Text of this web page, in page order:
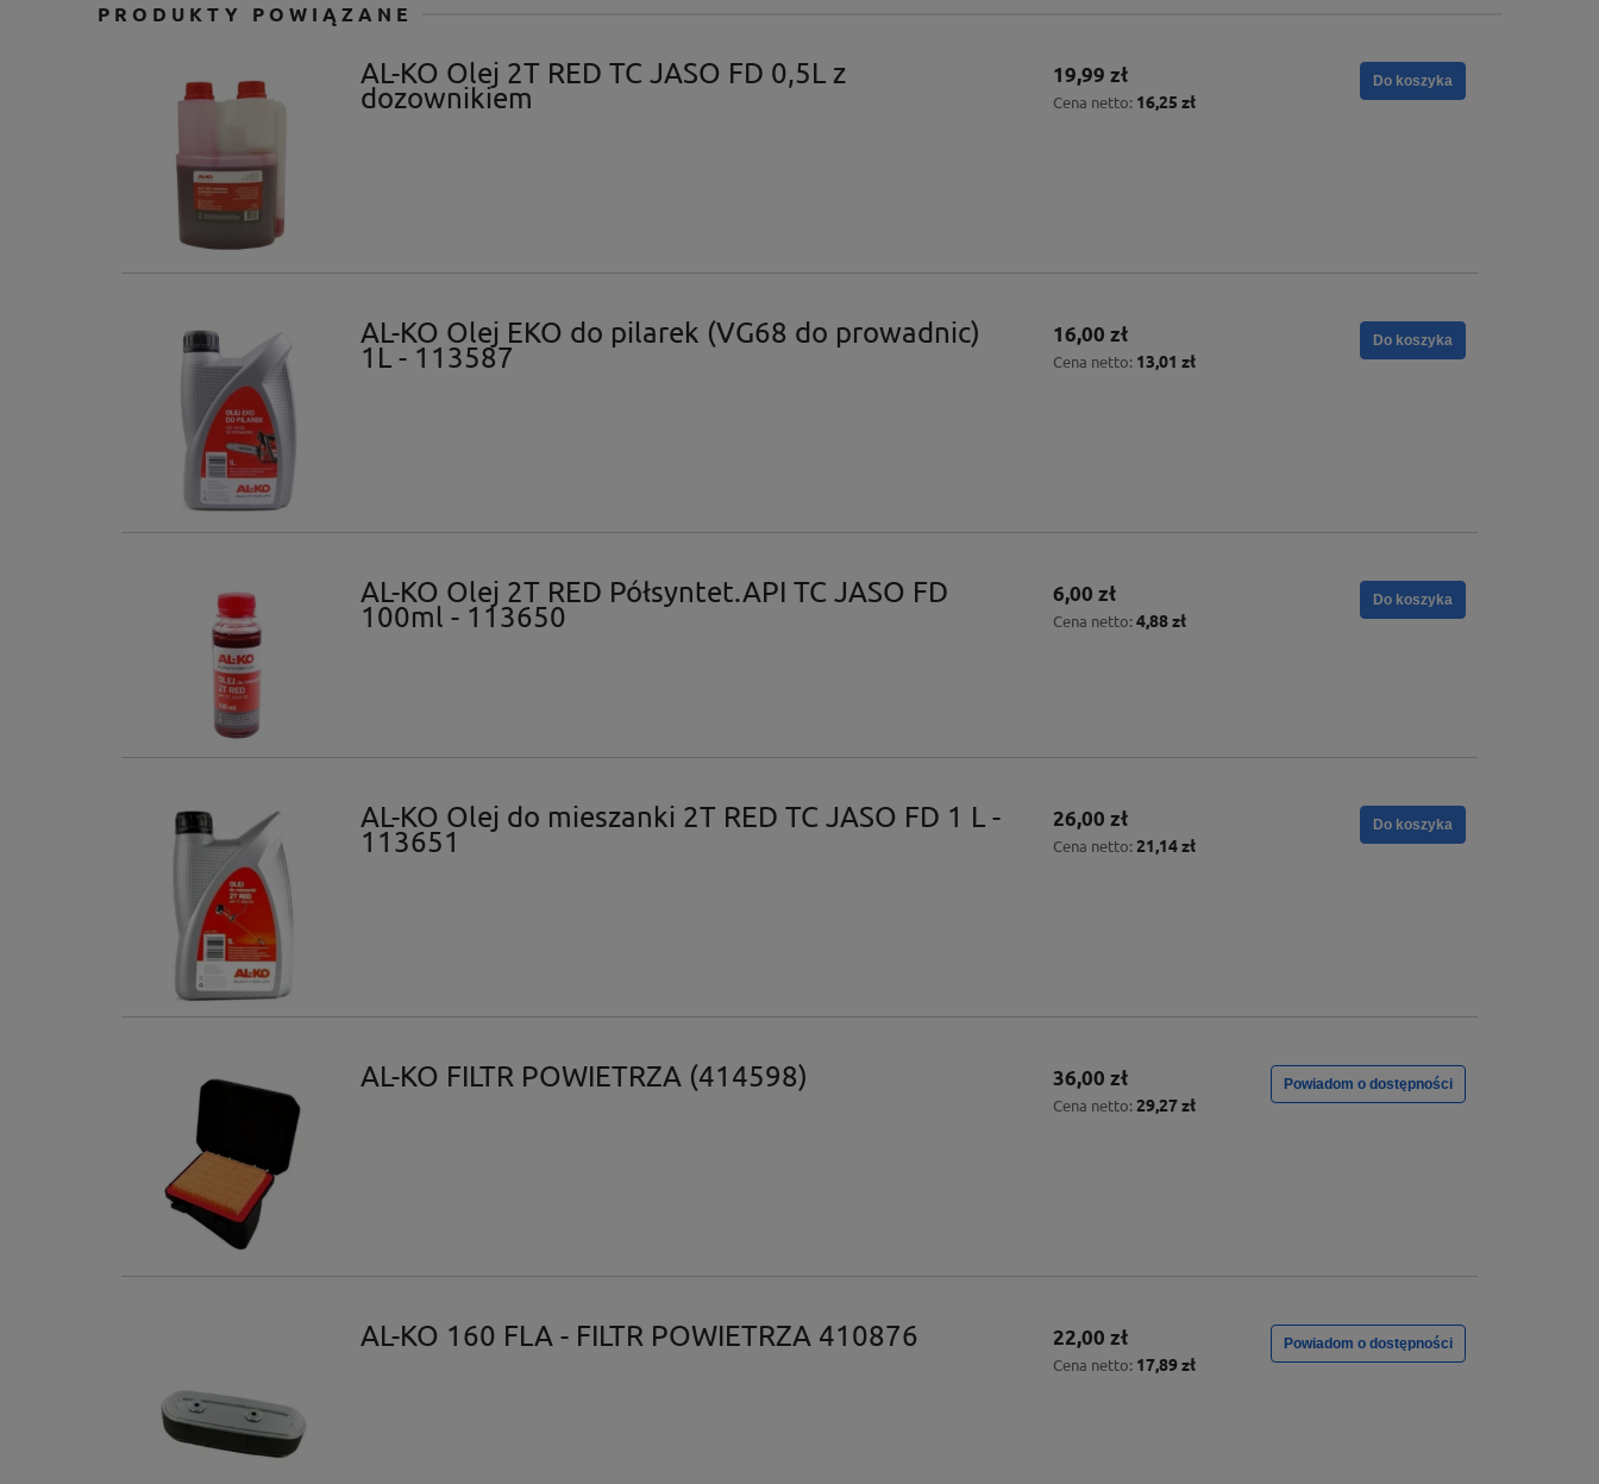
PRODUKTY POWIĄZANE
AL-KO Olej 2T RED TC JASO FD 0,5L z
dozownikiem
19,99 zł
Cena netto: 16,25 zł
Do koszyka
AL-KO Olej EKO do pilarek (VG68 do prowadnic)
1L - 113587
16,00 zł
Cena netto: 13,01 zł
Do koszyka
AL-KO Olej 2T RED Półsyntet.API TC JASO FD
100ml - 113650
6,00 zł
Cena netto: 4,88 zł
Do koszyka
AL-KO Olej do mieszanki 2T RED TC JASO FD 1 L -
113651
26,00 zł
Cena netto: 21,14 zł
Do koszyka
AL-KO FILTR POWIETRZA (414598) 36,00 zł
Cena netto: 29,27 zł
Powiadom o dostępności
AL-KO 160 FLA - FILTR POWIETRZA 410876 22,00 zł
Cena netto: 17,89 zł
Powiadom o dostępności